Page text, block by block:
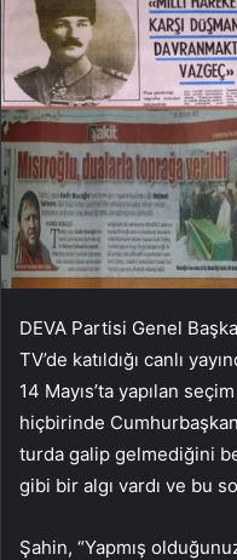
DEVA Partisi Genel
TV’de katıldığı canlı
14 Mayıs’ta yapılan
hiçbirinde
turda galip gelmediğini
gibi bir algı vardı ve bu
Şahin, “Yapmış